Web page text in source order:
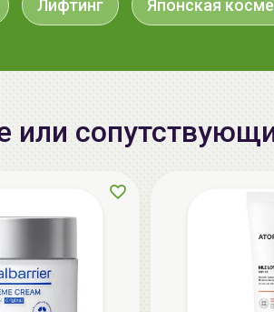
Лифтинг Японская
или